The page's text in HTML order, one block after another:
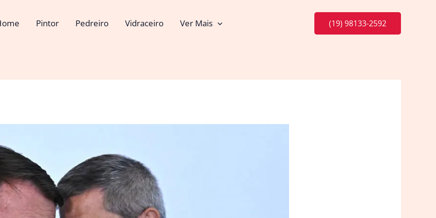
Pintor Pedreiro Vidraceiro Ver Mais (19) 98133-2592